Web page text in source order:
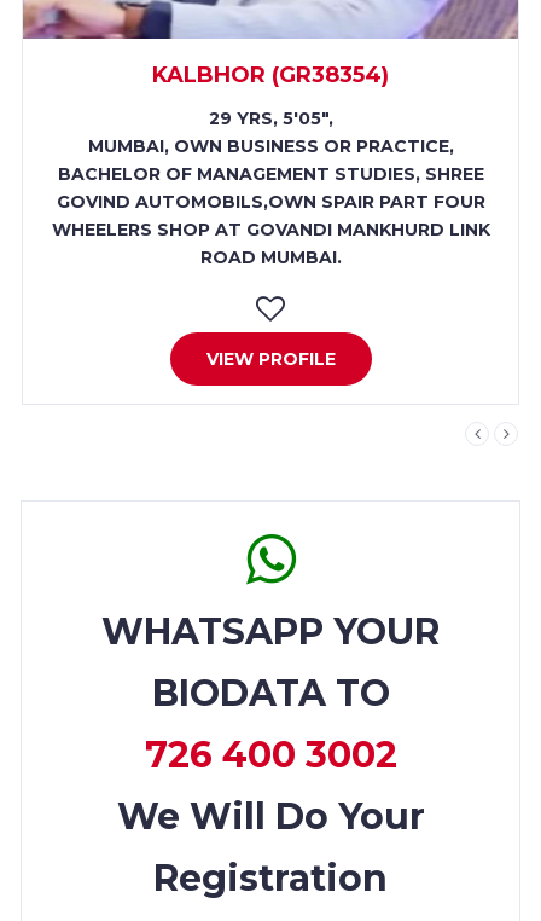
KALBHOR (GR38354)
29 YRS, 5'05",
MUMBAI, OWN BUSINESS OR PRACTICE,
BACHELOR OF MANAGEMENT STUDIES, SHREE
GOVIND AUTOMOBILS,OWN SPAIR PART FOUR
WHEELERS SHOP AT GOVANDI MANKHURD LINK
ROAD MUMBAI.
VIEW PROFILE
WHATSAPP YOUR
BIODATA TO
726 400 3002
We Will Do Your
Registration